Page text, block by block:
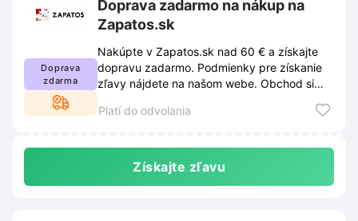
Doprava
zdarma
Doprava zadarmo na nákup na
Zapatos.sk
Nakúpte v Zapatos.sk nad 60 € a získajte
dopravu zadarmo. Podmienky pre získanie
zľavy nájdete na našom webe. Obchod si
Platí do odvolania
Získajte zľavu